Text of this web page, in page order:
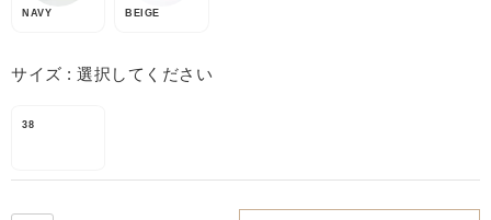
NAVY BEIGE
サイズ 選択してください
38